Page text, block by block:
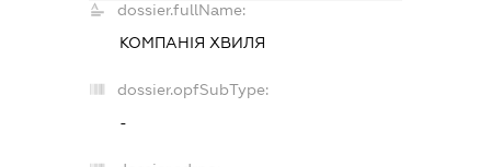
dossier.fullName:
КОМПАНІЯ ХВИЛЯ
dossier.opfSubType:
-